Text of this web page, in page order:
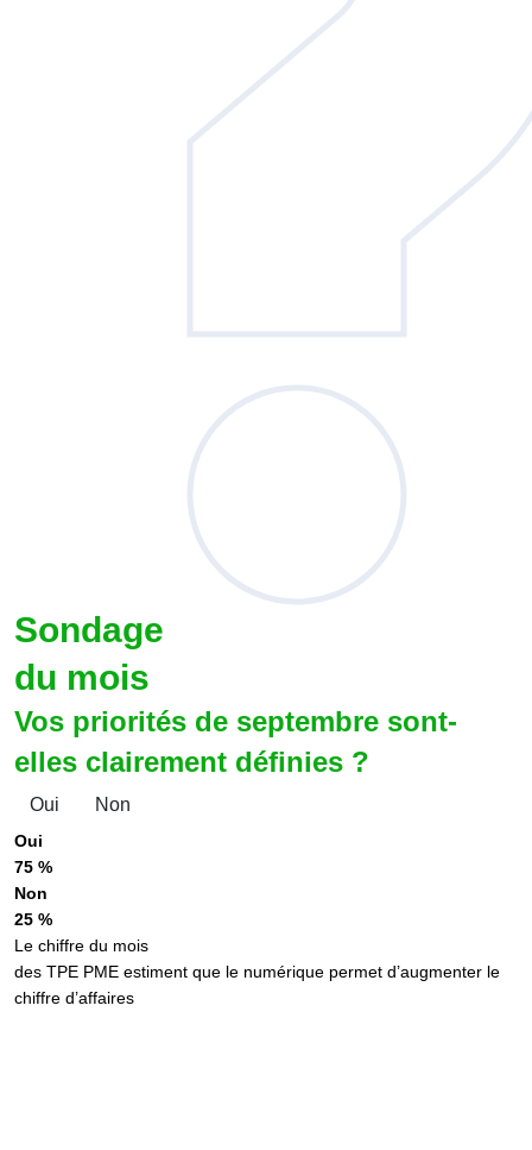
Sondage
du mois
Vos priorités de septembre sont-
elles clairement définies ?
Oui Non
Oui
75 %
Non
25 %
Le chiffre du mois
des TPE PME estiment que le numérique permet d’augmenter le
chiffre d’affaires